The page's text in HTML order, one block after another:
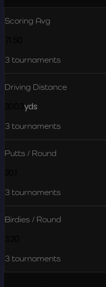
Scoring Avg
3 tournaments
Driving Distance
yds
3 tournaments
Putts / Round
3 tournaments
Birdies / Round
3 tournaments